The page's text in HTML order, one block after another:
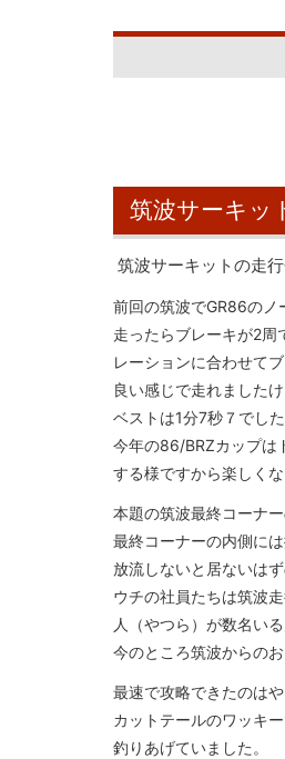
筑波サーキッ
筑波サーキットの走
前回の筑波でGR86のノ
走ったらブレーキが2周
レーションに合わせて
良い感じで走れました
ベストは1分7秒７でし
今年の86/BRZカップは
する様ですから楽しくな
本題の筑波最終コーナ
最終コーナーの内側に
放流しないと居ないは
ウチの社員たちは筑波
人（やつら）が数名いる
今のところ筑波からの
最速で攻略できたのは
カットテールのワッキ
釣りあげていました。